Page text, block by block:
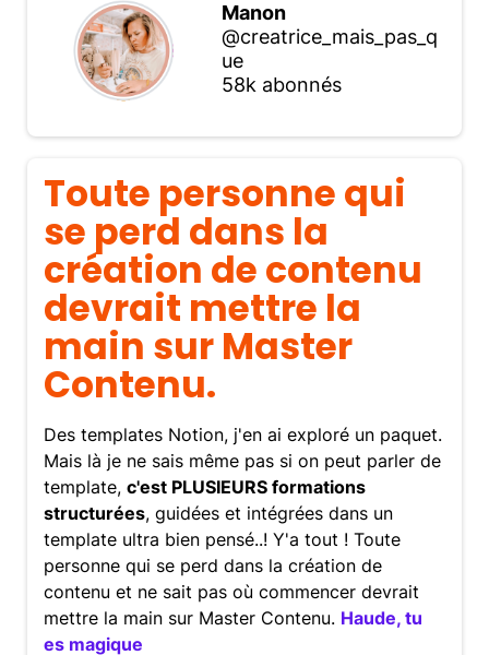
Manon
@creatrice_mais_pas_q
ue
58k abonnés
Toute personne qui
se perd dans la
création de contenu
devrait mettre la
main sur Master
Contenu.
Des templates Notion, j'en ai exploré un paquet.
Mais là je ne sais même pas si on peut parler de
template, c'est PLUSIEURS formations
structurées, guidées et intégrées dans un
template ultra bien pensé..! Y'a tout ! Toute
personne qui se perd dans la création de
contenu et ne sait pas où commencer devrait
mettre la main sur Master Contenu. Haude, tu
es magique